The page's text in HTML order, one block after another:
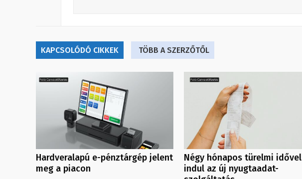
KAPCSOLÓDÓ CIKKEK TÖBB A SZERZŐTŐL
Hardveralapú e-pénztárgép jelent
meg a piacon
Négy hónapos türelmi idővel
indul az új nyugtaadat-